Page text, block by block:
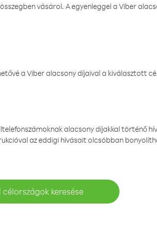
vásárol. A egyenleggel a Viber
a Viber alacsony díjaival a kiválasztott
alacsony díjakkal történő
az eddigi hívásait olcsóbban
célországok keresése